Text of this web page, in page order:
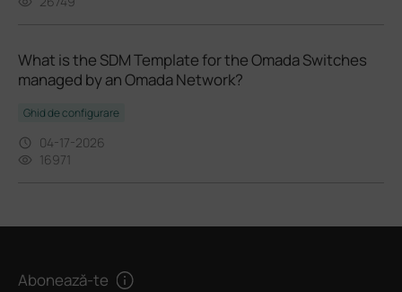
What is the SDM Template for the Omada Switches
managed by an Omada Network?
Ghid de configurare
04-17-2026
16971
Abonează-te